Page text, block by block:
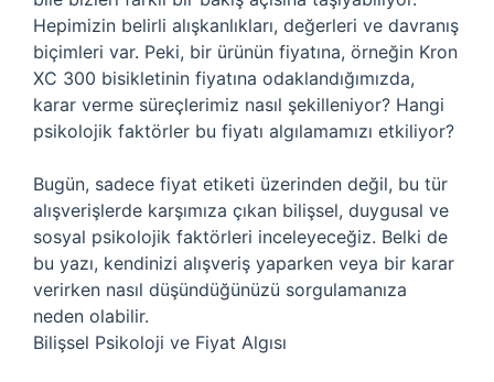
Hepimizin belirli alışkanlıkları, değerleri ve davranış
biçimleri var. Peki, bir ürünün fiyatına, örneğin Kron
XC 300 bisikletinin fiyatına odaklandığımızda,
karar verme süreçlerimiz nasıl şekilleniyor? Hangi
psikolojik faktörler bu fiyatı algılamamızı etkiliyor?
Bugün, sadece fiyat etiketi üzerinden değil, bu tür
alışverişlerde karşımıza çıkan bilişsel, duygusal ve
sosyal psikolojik faktörleri inceleyeceğiz. Belki de
bu yazı, kendinizi alışveriş yaparken veya bir karar
verirken nasıl düşündüğünüzü sorgulamanıza
neden olabilir.
Bilişsel Psikoloji ve Fiyat Algısı